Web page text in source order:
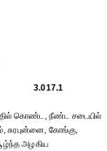
3.017.1
கொண்ட, நீண்ட சடையில்
சுரபுன்னை, கோங்கு,
அழகிய